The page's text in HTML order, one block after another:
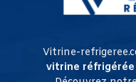
Vitrine-
vitrine réfrigérée